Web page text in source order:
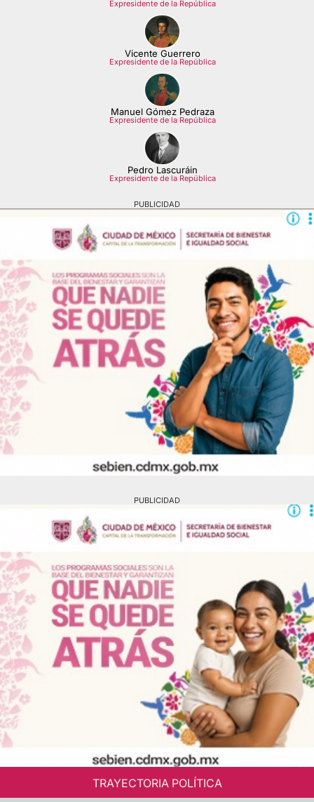
Expresidente de la República
Vicente Guerrero
Expresidente de la República
Manuel Gómez Pedraza
Expresidente de la República
Pedro Lascuráin
Expresidente de la República
PUBLICIDAD
PUBLICIDAD
TRAYECTORIA POLÍTICA